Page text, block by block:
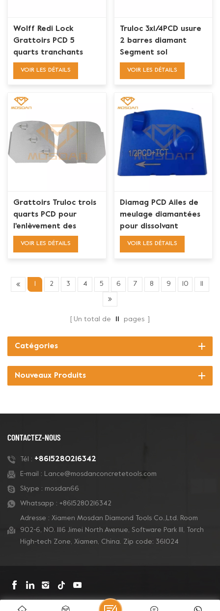
Wolff Redi Lock
Grattoirs PCD 5
quarts tranchants
pour l'élimination des
VOIR LES DÉTAILS
Truloc 3x1/4PCD usure
2 barres diamant
Segment sol
revêtements époxy
VOIR LES DÉTAILS
Grattoirs Truloc trois
quarts PCD pour
l'enlèvement des
revêtements de sol
VOIR LES DÉTAILS
Diamag PCD Ailes de
meulage diamantées
pour dissolvant
d'adhésif de colle
VOIR LES DÉTAILS
2 3 4 5 6 7 8 9 10
Un total de pages
Catégories
Nouveaux Produits
CONTACTEZ-NOUS
Tél : +8615280216342
E-mail : Lance@mosdanconcretetools.com
Skype : mosdan66
Whatsapp : +8615280216342
Adresse : Xiamen Mosdan Diamond Tools Co.,Ltd. Room
902-6, NO. 1116 Jimei North Avenue, Software Park Ill, Torch
High-tech Zone, Xiamen, China. Zip code: 361024
S'ABONNER